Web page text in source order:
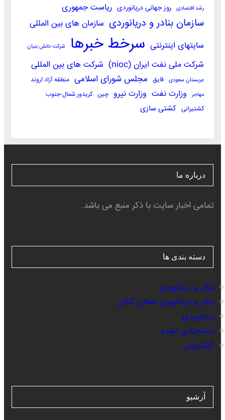
رشد اقتصادی
روز جهانی دریانوردی ریاست جمهوری
سازمان بنادر و دریانوردی سازمان های بین المللی
سایتهای اینترنتی سرخط خبرها شرکت دانش بنیان
شرکت ملی نفت ایران (nioc) شرکت های بین المللی
عربستان سعودی قایق مجلس شورای اسلامی منطقه آزاد اروند
مهاجر وزارت نفت وزارت نیرو چین کریدور شمال-جنوب
کشتیرانی کشتی سازی
درباره ما
تمامی اخبار سایت با ذکر منبع می باشد.
دسته بندی ها
بنادر و دریانوردی
بنادر و دریانوردی استان گیلان
دریانوردی
دسته‌بندی نشده
کشتیرانی
آرشیو